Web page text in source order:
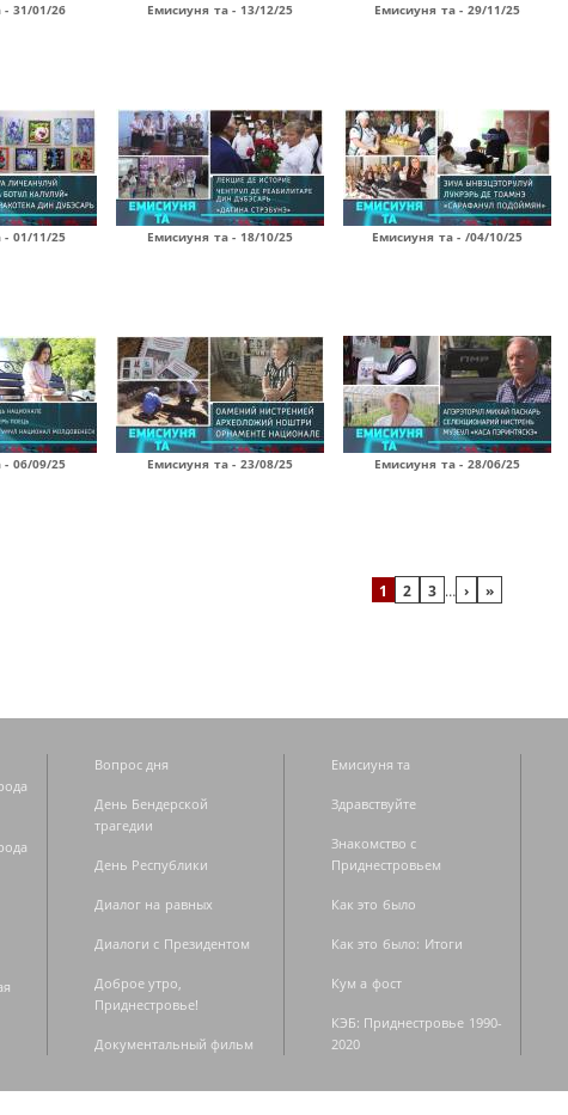
- 31/01/26 Емисиуня та - 13/12/25 Емисиуня та - 29/11/25
- 01/11/25 Емисиуня та - 18/10/25 Емисиуня та - /04/10/25
- 06/09/25 Емисиуня та - 23/08/25 Емисиуня та - 28/06/25
1 2 3 … › »
Вопрос дня
День Бендерской
трагедии
День Республики
Диалог на равных
Диалоги с Президентом
Доброе утро,
Приднестровье!
Документальный фильм
Емисиуня та
Здравствуйте
Знакомство с
Приднестровьем
Как это было
Как это было: Итоги
Кум а фост
КЭБ: Приднестровье 1990-
2020